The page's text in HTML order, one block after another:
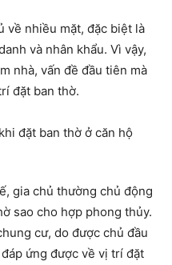
về nhiều mặt, đặc biệt là
và nhân khẩu. Vì vậy,
nhà, vấn đề đầu tiên mà
đặt ban thờ.
gia chủ thường chủ động
sao cho hợp phong thủy.
cư, do được chủ đầu
ứng được về vị trí đặt